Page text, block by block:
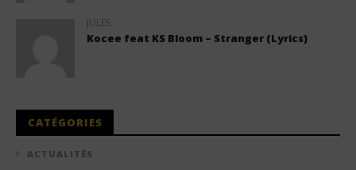
JULES
Kocee feat KS Bloom – Stranger (Lyrics)
CATÉGORIES
ACTUALITÉS